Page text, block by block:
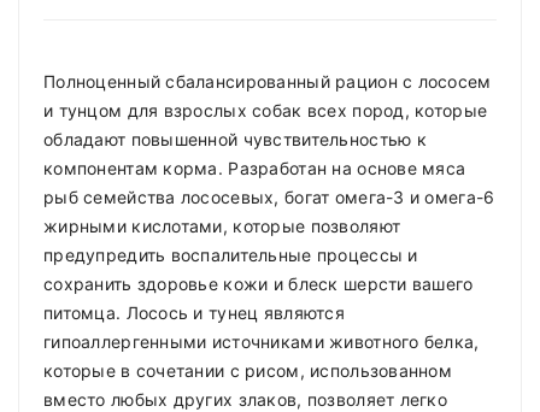
Полноценный сбалансированный рацион с лососем
и тунцом для взрослых собак всех пород, которые
обладают повышенной чувствительностью к
компонентам корма. Разработан на основе мяса
рыб семейства лососевых, богат омега-3 и омега-6
жирными кислотами, которые позволяют
предупредить воспалительные процессы и
сохранить здоровье кожи и блеск шерсти вашего
питомца. Лосось и тунец являются
гипоаллергенными источниками животного белка,
которые в сочетании с рисом, использованном
вместо любых других злаков, позволяет легко